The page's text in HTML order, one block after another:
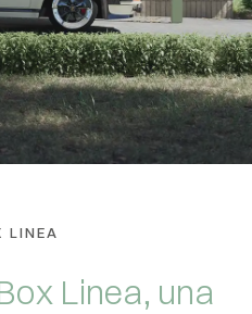
LINEA
Linea, una